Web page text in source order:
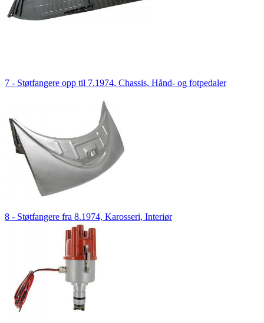
7 - Støtfangere opp til 7.1974, Chassis, Hånd- og fotpedaler
8 - Støtfangere fra 8.1974, Karosseri, Interiør